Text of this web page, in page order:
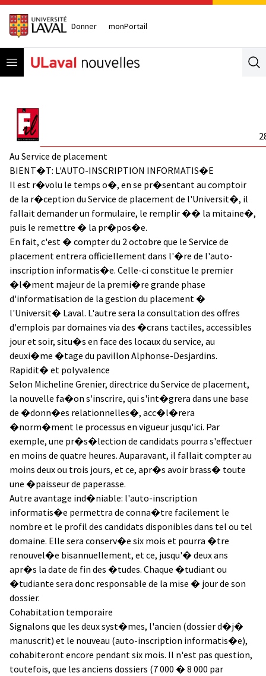
Donner monPortail
Open menu
Au Service de placement
BIENT�T: L'AUTO-INSCRIPTION INFORMATIS�E
Il est r�volu le temps o�, en se pr�sentant au comptoir
de la r�ception du Service de placement de l'Universit�, il
fallait demander un formulaire, le remplir �� la mitaine�,
puis le remettre � la pr�pos�e.
En fait, c'est � compter du 2 octobre que le Service de
placement entrera officiellement dans l'�re de l'auto-
inscription informatis�e. Celle-ci constitue le premier
�l�ment majeur de la premi�re grande phase
d'informatisation de la gestion du placement �
l'Universit� Laval. L'autre sera la consultation des offres
d'emplois par domaines via des �crans tactiles, accessibles
jour et soir, situ�s en face des locaux du service, au
deuxi�me �tage du pavillon Alphonse-Desjardins.
Rapidit� et polyvalence
Selon Micheline Grenier, directrice du Service de placement,
la nouvelle fa�on s'inscrire, qui s'int�grera dans une base
de �donn�es relationnelles�, acc�l�rera
�norm�ment le processus en vigueur jusqu'ici. Par
exemple, une pr�s�lection de candidats pourra s'effectuer
en moins de quatre heures. Auparavant, il fallait compter au
moins deux ou trois jours, et ce, apr�s avoir brass� toute
une �paisseur de paperasse.
Autre avantage ind�niable: l'auto-inscription
informatis�e permettra de conna�tre facilement le
nombre et le profil des candidats disponibles dans tel ou tel
domaine. Elle sera conserv�e six mois et pourra �tre
renouvel�e bisannuellement, et ce, jusqu'� deux ans
apr�s la date de fin des �tudes. Chaque �tudiant ou
�tudiante sera donc responsable de la mise � jour de son
dossier.
Cohabitation temporaire
Signalons que les deux syst�mes, l'ancien (dossier d�j�
manuscrit) et le nouveau (auto-inscription informatis�e),
cohabiteront encore pendant six mois. Il n'est pas question,
toutefois, que les anciens dossiers (7 000 � 8 000 par